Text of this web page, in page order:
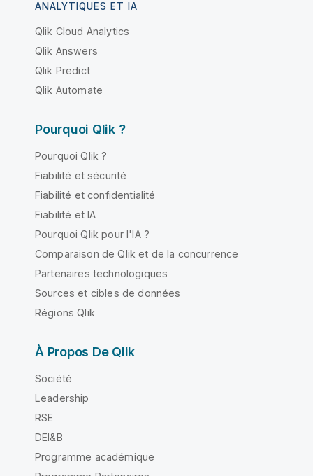
ANALYTIQUES ET IA
Qlik Cloud Analytics
Qlik Answers
Qlik Predict
Qlik Automate
Pourquoi Qlik ?
Pourquoi Qlik ?
Fiabilité et sécurité
Fiabilité et confidentialité
Fiabilité et IA
Pourquoi Qlik pour l'IA ?
Comparaison de Qlik et de la concurrence
Partenaires technologiques
Sources et cibles de données
Régions Qlik
À Propos De Qlik
Société
Leadership
RSE
DEI&B
Programme académique